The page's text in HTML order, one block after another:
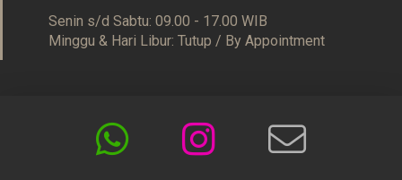
Senin s/d Sabtu: 09.00 - 17.00 WIB
Minggu & Hari Libur: Tutup / By Appointment